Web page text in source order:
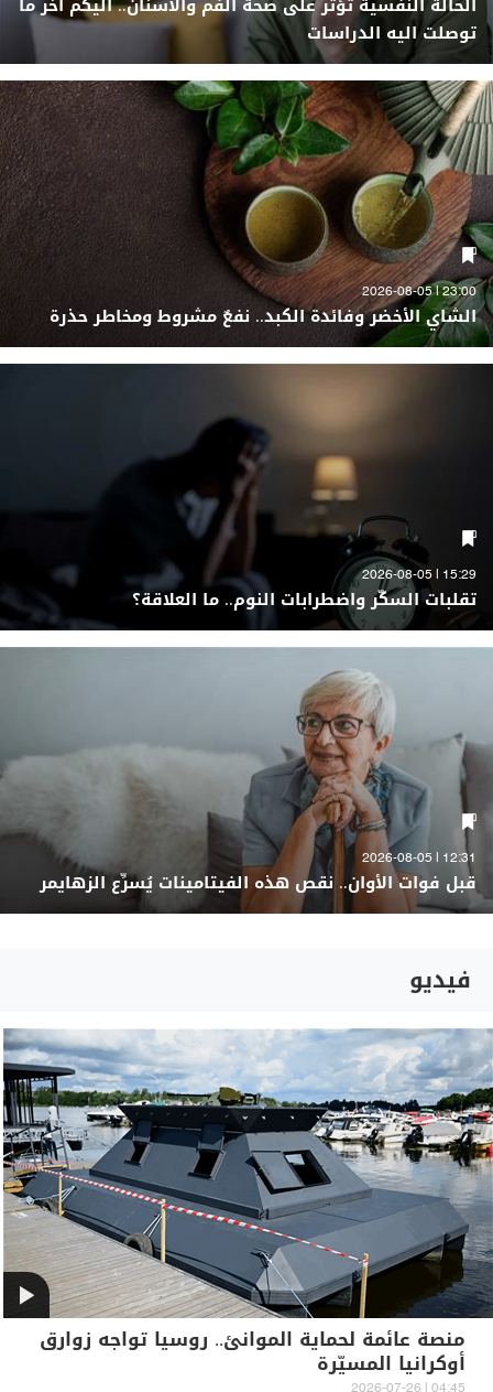
توصلت اليه الدراسات
23:00 | 2026-08-05
الشاي الأخضر وفائدة الكبد.. نفعٌ مشروط ومخاطر حذرة
15:29 | 2026-08-05
تقلبات السكّر واضطرابات النوم.. ما العلاقة؟
12:31 | 2026-08-05
قبل فوات الأوان.. نقص هذه الفيتامينات يُسرِّع الزهايمر
فيديو
منصة عائمة لحماية الموانئ.. روسيا تواجه زوارق
أوكرانيا المسيّرة
04:45 | 2026-07-26